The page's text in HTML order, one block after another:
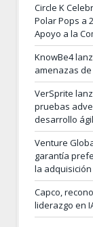
Circle K
Polar Pops a
Apoyo a la
KnowBe4
amenazas
VerSprite
pruebas
desarrollo
Venture
garantía
la
Capco,
liderazgo en